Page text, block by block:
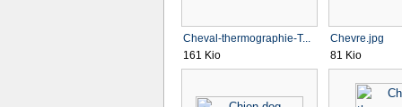
Cheval-thermographie-T...
161 Kio
Chevre.jpg
81 Kio